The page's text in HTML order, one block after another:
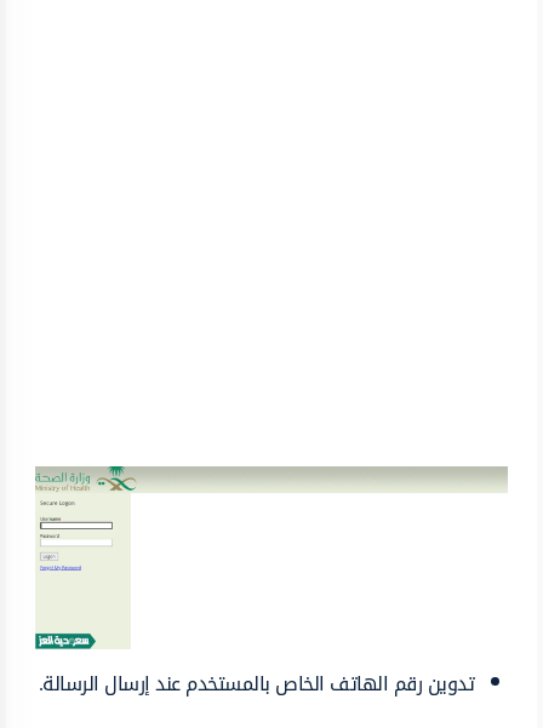
تدوين رقم الهاتف الخاص بالمستخدم عند إرسال الرسالة.